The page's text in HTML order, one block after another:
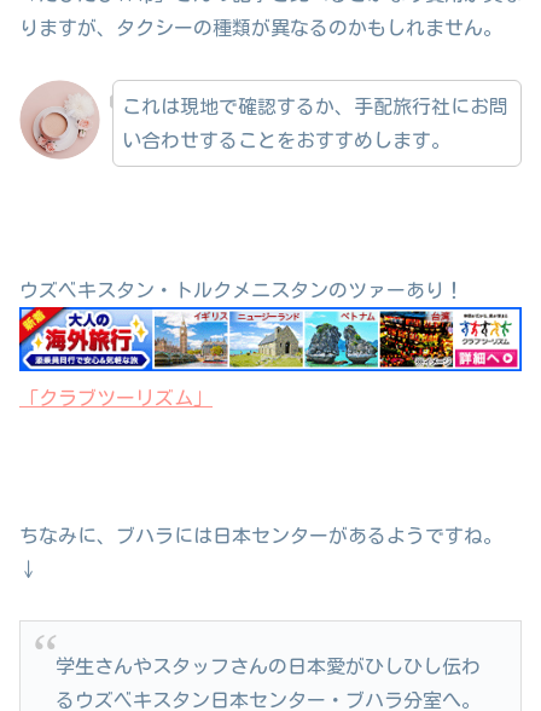
りますが、タクシーの種類が異なるのかもしれません。
これは現地で確認するか、手配旅行社にお問
い合わせすることをおすすめします。
ウズベキスタン・トルクメニスタンのツァーあり！
「クラブツーリズム」
ちなみに、ブハラには日本センターがあるようですね。
↓
学生さんやスタッフさんの日本愛がひしひし伝わ
るウズベキスタン日本センター・ブハラ分室へ。